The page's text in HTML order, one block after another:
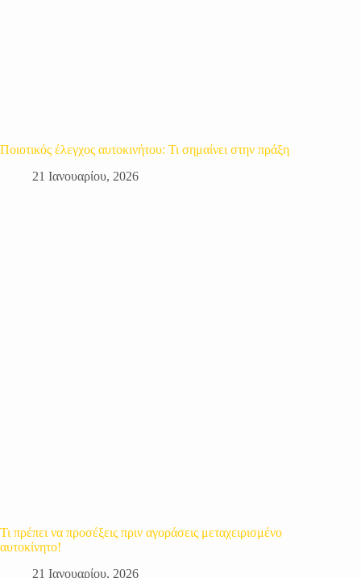
Ποιοτικός έλεγχος αυτοκινήτου: Τι σημαίνει στην πράξη
21 Ιανουαρίου, 2026
Τι πρέπει να προσέξεις πριν αγοράσεις μεταχειρισμένο
αυτοκίνητο!
21 Ιανουαρίου, 2026